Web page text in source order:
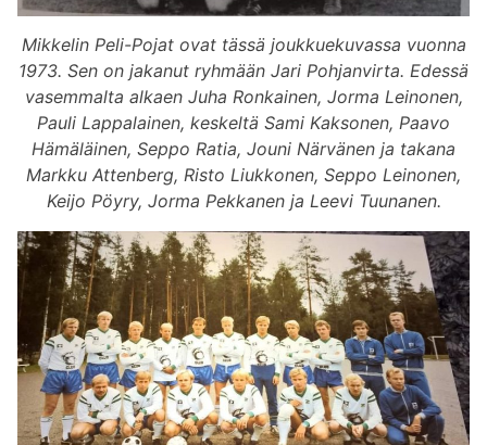
Mikkelin Peli-Pojat ovat tässä joukkuekuvassa vuonna
1973. Sen on jakanut ryhmään Jari Pohjanvirta. Edessä
vasemmalta alkaen Juha Ronkainen, Jorma Leinonen,
Pauli Lappalainen, keskeltä Sami Kaksonen, Paavo
Hämäläinen, Seppo Ratia, Jouni Närvänen ja takana
Markku Attenberg, Risto Liukkonen, Seppo Leinonen,
Keijo Pöyry, Jorma Pekkanen ja Leevi Tuunanen.